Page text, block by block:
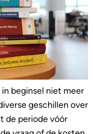
beginsel niet meer
geschillen over
de periode vóór